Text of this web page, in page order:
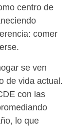
centro de
comer
se ven
de vida actual.
con las
lo que